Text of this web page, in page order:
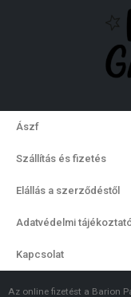
Ászf
Szállítás és fizetés
Elállás a szerződéstől
Adatvédelmi
Kapcsolat
Az online fizetést a Barion